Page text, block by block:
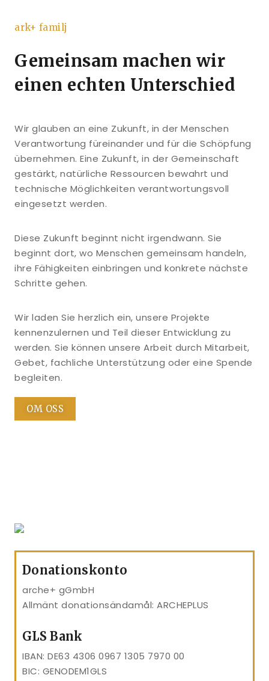
ark+ familj
Gemeinsam machen wir
einen echten Unterschied
Wir glauben an eine Zukunft, in der Menschen
Verantwortung füreinander und für die Schöpfung
übernehmen. Eine Zukunft, in der Gemeinschaft
gestärkt, natürliche Ressourcen bewahrt und
technische Möglichkeiten verantwortungsvoll
eingesetzt werden.
Diese Zukunft beginnt nicht irgendwann. Sie
beginnt dort, wo Menschen gemeinsam handeln,
ihre Fähigkeiten einbringen und konkrete nächste
Schritte gehen.
Wir laden Sie herzlich ein, unsere Projekte
kennenzulernen und Teil dieser Entwicklung zu
werden. Sie können unsere Arbeit durch Mitarbeit,
Gebet, fachliche Unterstützung oder eine Spende
begleiten.
OM OSS
Donationskonto
arche+ gGmbH
Allmänt donationsändamål: ARCHEPLUS
GLS Bank
IBAN: DE63 4306 0967 1305 7970 00
BIC: GENODEM1GLS